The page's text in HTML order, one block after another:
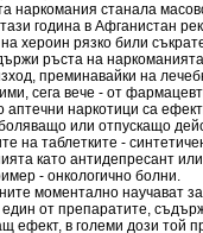
наркомания станала
година в Афганистан
на хероин рязко били
ръста на
преминавайки на
сега вече - от
наркотици са
или отпускащо
на таблетките -
като антидепресант
- онкологично болни.
моментално научават за
един от препаратите,
ефект, в големи дози той